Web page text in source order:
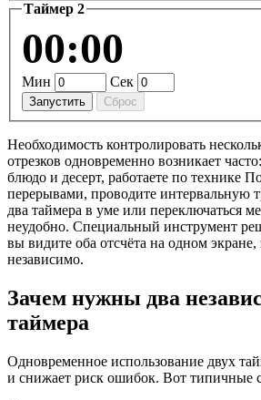
Таймер 2
00:00
Мин Сек
Запустить Сброс
Необходимость контролировать
отрезков одновременно возникает
блюдо и десерт, работаете по технике
перерывами, проводите интервальную
два таймера в уме или переключаться
неудобно. Специальный инструмент
вы видите оба отсчёта на одном
независимо.
Зачем нужны два
таймера
Одновременное использование двух
и снижает риск ошибок. Вот типичные